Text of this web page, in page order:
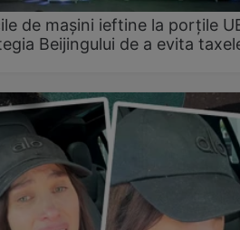
de mașini ieftine la porțile
Beijingului de a evita